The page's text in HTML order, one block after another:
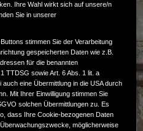
Ihre Wahl wirkt sich auf unsere/n
Sie in unserer
stimmen Sie der Verarbeitung
gespeicherten Daten wie z.B.
für die benannten
TTDSG sowie Art. 6 Abs. 1 lit. a
eine Übermittlung in die USA durch
Mit Ihrer Einwilligung stimmen Sie
solchen Übermittlungen zu. Es
dass Ihre Cookie-bezogenen Daten
möglicherweise